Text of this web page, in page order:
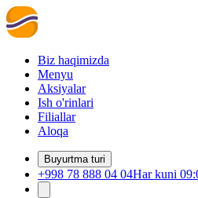
Biz haqimizda
Menyu
Aksiyalar
Ish o'rinlari
Filiallar
Aloqa
Buyurtma turi
+998 78 888 04 04Har kuni